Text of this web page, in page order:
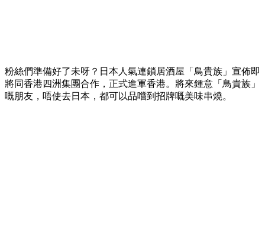
粉絲們準備好了未呀？日本人氣連鎖居酒屋「鳥貴族」宣佈即
將同香港四洲集團合作，正式進軍香港。將來鍾意「鳥貴族」
嘅朋友，唔使去日本，都可以品嚐到招牌嘅美味串燒。